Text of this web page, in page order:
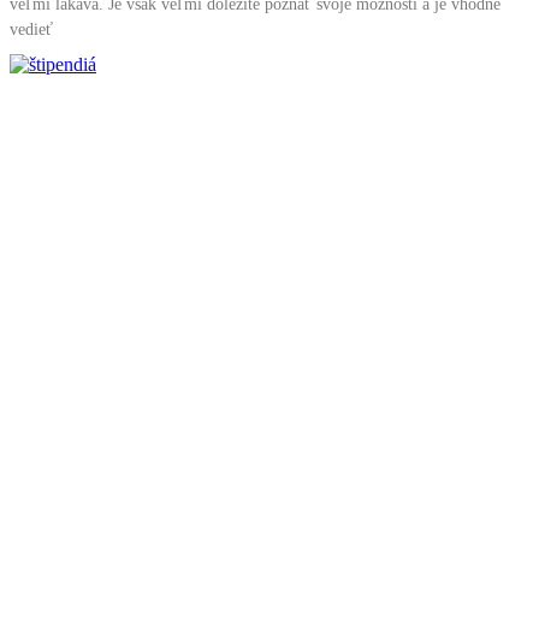
veľmi lákavá. Je však veľmi dôležité poznať svoje možnosti a je vhodné
vedieť